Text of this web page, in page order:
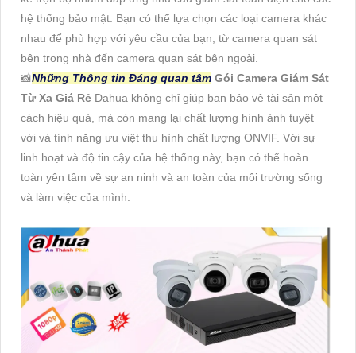
hệ thống bảo mật. Bạn có thể lựa chọn các loại camera khác
nhau để phù hợp với yêu cầu của bạn, từ camera quan sát
bên trong nhà đến camera quan sát bên ngoài.
📸Những Thông tin Đáng quan tâm Gói Camera Giám Sát
Từ Xa Giá Rẻ Dahua không chỉ giúp bạn bảo vệ tài sản một
cách hiệu quả, mà còn mang lại chất lượng hình ảnh tuyệt
vời và tính năng ưu việt thu hình chất lượng ONVIF. Với sự
linh hoạt và độ tin cậy của hệ thống này, bạn có thể hoàn
toàn yên tâm về sự an ninh và an toàn của môi trường sống
và làm việc của mình.